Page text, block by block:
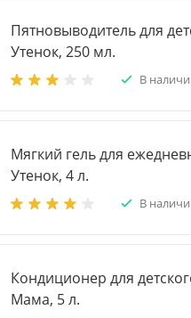
Пятновыводитель для
Утенок, 250 мл.
В
Мягкий гель для
Утенок, 4 л.
В
Кондиционер для
Мама, 5 л.